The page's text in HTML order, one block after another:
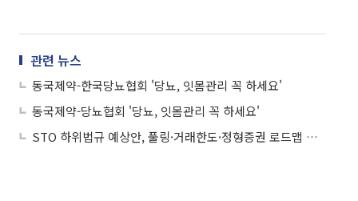
관련 뉴스
동국제약-한국당뇨협회 '당뇨, 잇몸관리 꼭 하세요'
동국제약-당뇨협회 '당뇨, 잇몸관리 꼭 하세요'
STO 하위법규 예상안, 풀링·거래한도·정형증권 로드맵 제시